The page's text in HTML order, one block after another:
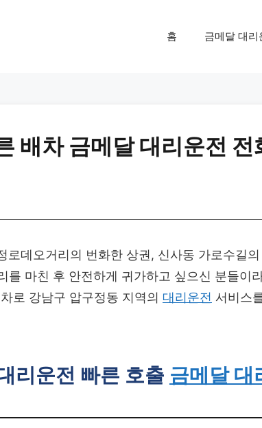
홈 금메달 대리
배차 금메달 대리운전 전
데오거리의 번화한 상권, 신사동 가로수길의
를 마친 후 안전하게 귀가하고 싶으신 분들이
로 강남구 압구정동 지역의 대리운전 서비스
리운전 빠른 호출 금메달 대